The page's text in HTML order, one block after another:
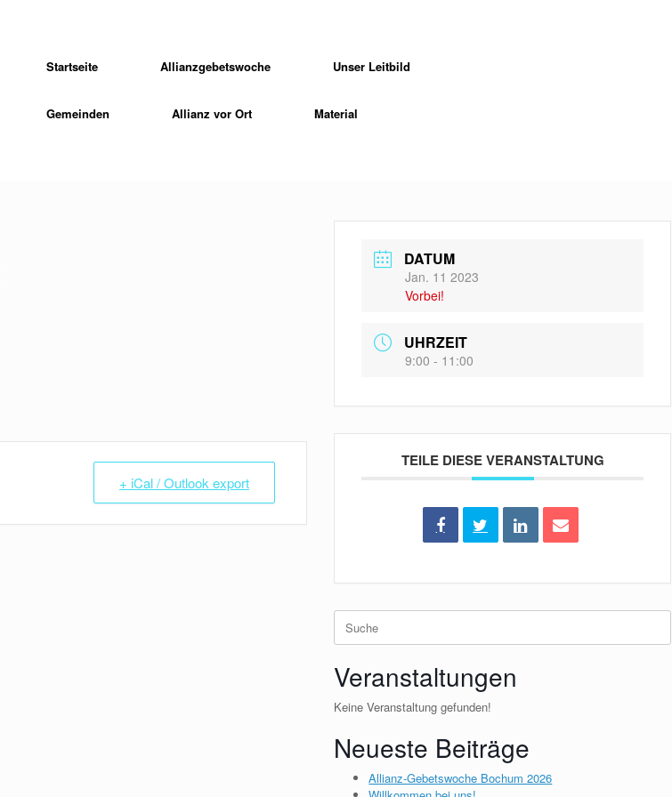
Startseite
Allianzgebetswoche Unser Leitbild
Gemeinden Allianz vor Ort Material
+ iCal / Outlook export
DATUM
Jan. 11 2023
Vorbei!
UHRZEIT
9:00 - 11:00
TEILE DIESE VERANSTALTUNG
Suche
nach:
Veranstaltungen
Keine Veranstaltung gefunden!
Neueste Beiträge
Allianz-Gebetswoche Bochum 2026